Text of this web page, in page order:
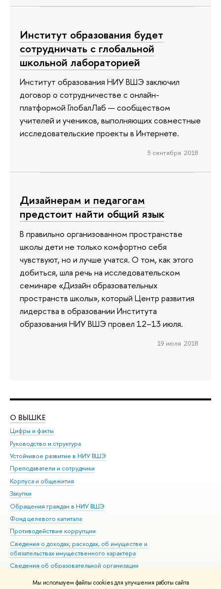
Мы используем файлы cookies для улучшения работы сайта
Институт образования будет
сотрудничать с глобальной
школьной лабораторией
Институт образования НИУ ВШЭ заключил
договор о сотрудничестве с онлайн-
платформой ГлобалЛаб — сообществом
учителей и учеников, выполняющих совместные
исследовательские проекты в Интернете.
5 сентября 2018
Дизайнерам и педагогам
предстоит найти общий язык
В правильно организованном пространстве
школы дети не только комфортно себя
чувствуют, но и лучше учатся. О том, как этого
добиться, шла речь на исследовательском
семинаре «Дизайн образовательных
пространств школы», который Центр развития
лидерства в образовании Института
образования НИУ ВШЭ провел 12–13 июля.
19 июля 2018
О ВЫШКЕ
Цифры и факты
Руководство и структура
Устойчивое развитие в НИУ ВШЭ
Преподаватели и сотрудники
Корпуса и общежития
Закупки
Обращения граждан в НИУ ВШЭ
Фонд целевого капитала
Противодействие коррупции
Сведения о доходах, расходах, об имуществе и
обязательствах имущественного характера
Сведения об образовательной организации
Людям с ограниченными возможностями здоровья